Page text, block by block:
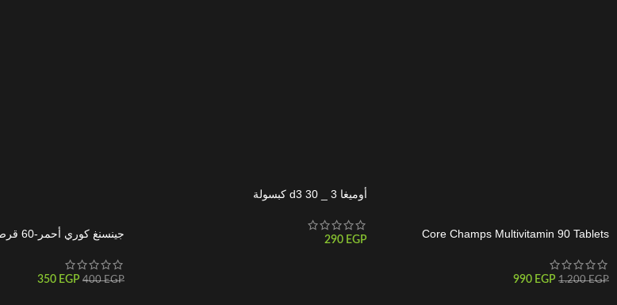
Core Champs Multivitamin 90 Tablets
1.200EGP
990 EGP
أوميغا 3 _ d3 30 كبسولة
290 EGP جينسنغ كوري أحمر-60 قرص
400EGP
350 EGP